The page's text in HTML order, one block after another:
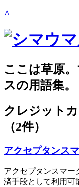
∧
ここは草原
スの用語集。
クレジット
（2件）
アクセプタンス
アクセプタンスマー
済手段として利用可